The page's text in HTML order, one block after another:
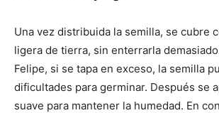
Una vez distribuida la semilla, se cubre
ligera de tierra, sin enterrarla
Felipe, si se tapa en exceso, la semilla
dificultades para germinar. Después se
suave para mantener la humedad. En